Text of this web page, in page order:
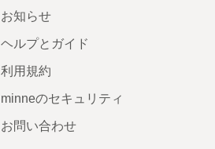
お知らせ
ヘルプとガイド
利用規約
minneのセキュリティ
お問い合わせ